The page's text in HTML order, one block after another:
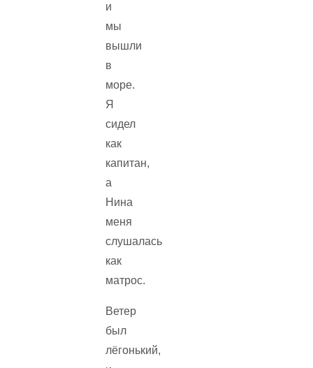
и
мы
вышли
в
море.
Я
сидел
как
капитан,
а
Нина
меня
слушалась
как
матрос.
Ветер
был
лёгонький,